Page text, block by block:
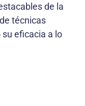
de la
técnicas
eficacia a lo